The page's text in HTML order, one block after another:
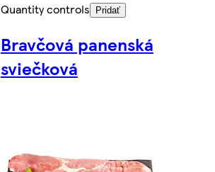
Quantity controls
Pridať
Bravčová panenská
sviečková